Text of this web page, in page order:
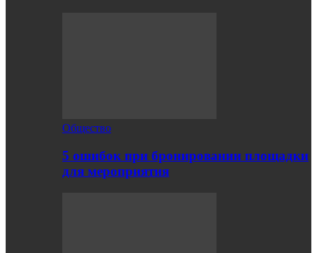
Общество
5 ошибок при бронировании площадки
для мероприятия